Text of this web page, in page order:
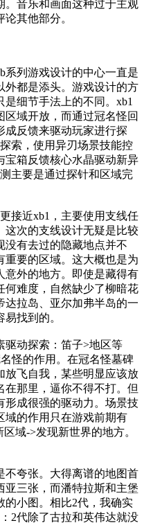
。音乐和画面这种过于主观
其他部分。
系列游戏设计的中心一直是
外都是添头。游戏设计的方
细节手法上的不同。xb1
域开放，而通过冠名怪回
成反馈来驱动玩家进行探
索，使用异刃场景技能控
宝箱反馈核心水晶驱动新异
主要是通过探针和区域完
接近xb1，主要使用支线任
这次的支线设计无疑是比较
没有去过的隐藏地点并不
重要的区域。这大概也是为
意外的地方。即使是藏得有
何难度，自然缺少了柳暗花
达拉岛、亚尔加弗半岛的一
找到的。
驱动探索：笛子>地区等
怪的作用。在冠名怪墓碑
放飞自我，某些明显应该放
那里，逼你不得不打。但
形成很强的驱动力。场景技
域的作用只在游戏前期有
域->发现新世界的地方。
不夸张。大得离谱的地图首
亚三张，而潘特拉斯和主堡
的小图。相比2代，我确实
2代除了古拉和英伟达就没